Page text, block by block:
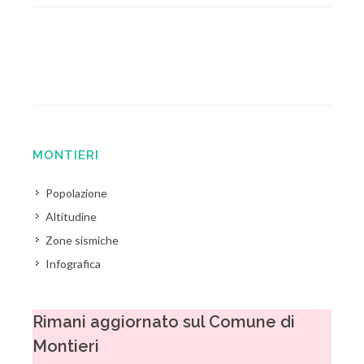
MONTIERI
Popolazione
Altitudine
Zone sismiche
Infografica
Rimani aggiornato sul Comune di
Montieri